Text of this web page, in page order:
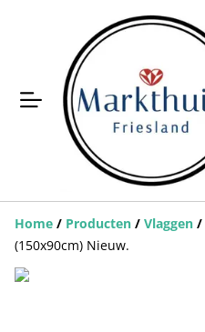
Home / Producten / Vlaggen /
(150x90cm) Nieuw.